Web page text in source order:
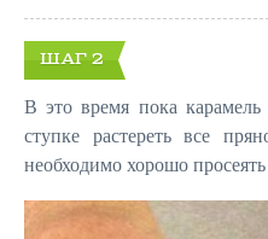
ШАГ 2
В это время пока
ступке растереть все
необходимо хорошо просеять